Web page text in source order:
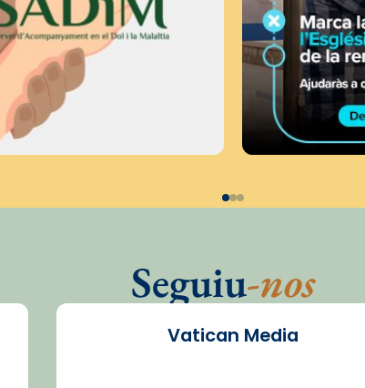
Seguiu-nos
Vatican Media